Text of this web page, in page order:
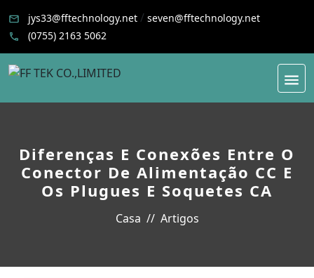
jys33@fftechnology.net / seven@fftechnology.net
(0755) 2163 5062
Diferenças E Conexões Entre O
Conector De Alimentação CC E
Os Plugues E Soquetes CA
Casa Artigos